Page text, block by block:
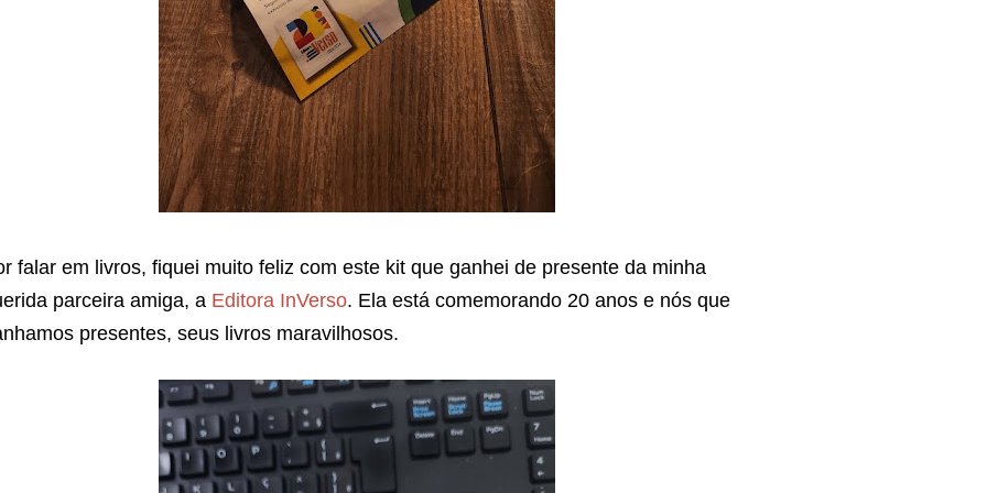
falar em livros, fiquei muito feliz com este kit que ganhei de presente da minha
parceira amiga, a Editora InVerso. Ela está comemorando 20 anos e nós que
presentes, seus livros maravilhosos.